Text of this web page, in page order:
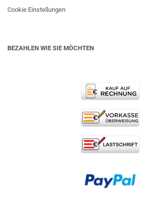
Cookie Einstellungen
BEZAHLEN WIE SIE MÖCHTEN